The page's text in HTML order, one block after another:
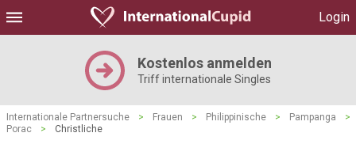
Login
Kostenlos anmelden
Triff internationale Singles
Internationale Partnersuche > Frauen > Philippinische > Pampanga
>
Porac
> Christliche